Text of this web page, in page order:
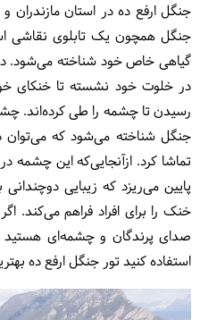
جنگل ارفع ده در استان مازندران
جنگل همچون یک تابلوی نقاشی
گیاهی خاص خود شناخته می‌شود.
در خلوت خود نشسته تا خنکای
رسیدن تا چشمه را طی کرده‌اند.
جنگل شناخته می‌شود که
تماشا کرد. ازآنجایی‌که این چشمه در
پایین می‌ریزد که زیبایی
خنک را برای افراد فراهم می‌کند.
صدای پرندگان و چشمه‌ای هستید
استفاده کنید تور جنگل ارفع ده